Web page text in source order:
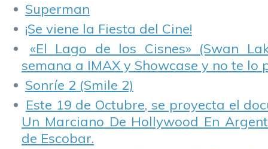
Superman
¡Se viene la Fiesta del Cine!
«El Lago de los Cisnes» (Swan
semana a IMAX y Showcase y no te lo
Sonríe 2 (Smile 2)
Este 19 de Octubre, se proyecta el
Un Marciano De Hollywood En
de Escobar.